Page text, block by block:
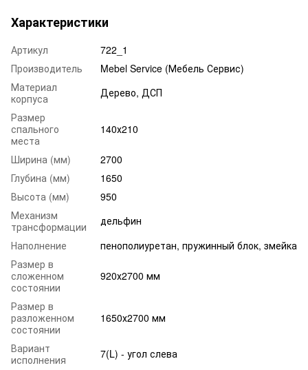
Характеристики
Артикул
722_1
Производитель
Mebel Service (Мебель Сервис)
Материал
корпуса
Дерево, ДСП
Размер
спального
места
140х210
Ширина (мм)
2700
Глубина (мм)
1650
Высота (мм)
950
Механизм
трансформации
дельфин
Наполнение
пенополиуретан, пружинный блок, змейка
Размер в
сложенном
состоянии
920х2700 мм
Размер в
разложенном
состоянии
1650х2700 мм
Вариант
исполнения
7(L) - угол слева